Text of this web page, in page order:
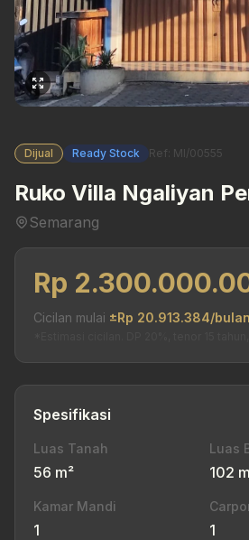
Dijual Ready Stock Ref: MI/00555
Ruko Villa Ngaliyan
Semarang
Rp
Cicilan mulai ±Rp 20.913.384/
Spesifikasi
Luas Tanah
56 m²
Luas
102
Kamar Mandi
1 1